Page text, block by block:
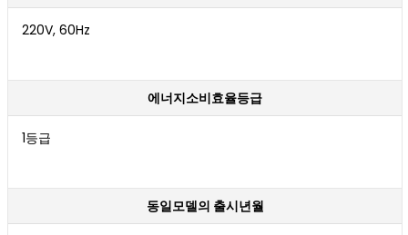
220V, 60Hz
에너지소비효율등급
1등급
동일모델의 출시년월